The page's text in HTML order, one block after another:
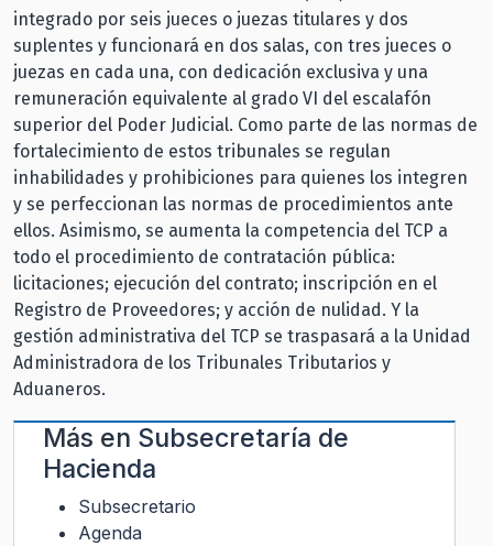
integrado por seis jueces o juezas titulares y dos
suplentes y funcionará en dos salas, con tres jueces o
juezas en cada una, con dedicación exclusiva y una
remuneración equivalente al grado VI del escalafón
superior del Poder Judicial. Como parte de las normas de
fortalecimiento de estos tribunales se regulan
inhabilidades y prohibiciones para quienes los integren
y se perfeccionan las normas de procedimientos ante
ellos. Asimismo, se aumenta la competencia del TCP a
todo el procedimiento de contratación pública:
licitaciones; ejecución del contrato; inscripción en el
Registro de Proveedores; y acción de nulidad. Y la
gestión administrativa del TCP se traspasará a la Unidad
Administradora de los Tribunales Tributarios y
Aduaneros.
Más en Subsecretaría de
Hacienda
Subsecretario
Agenda